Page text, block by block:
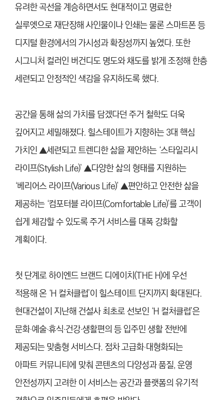
유려한 곡선을 계승하면서도 현대적이고 명료한
실루엣으로 재단장해 사인물이나 인쇄는 물론 스마트폰 등
디지털 환경에서의 가시성과 확장성까지 높였다. 또한
시그니처 컬러인 버건디도 명도와 채도를 밝게 조정해 한층
세련되고 안정적인 색감을 유지하도록 했다.
공간을 통해 삶의 가치를 담겠다던 주거 철학도 더욱
깊어지고 세밀해졌다. 힐스테이트가 지향하는 3대 핵심
가치인 ▲세련되고 트렌디한 삶을 제안하는 ‘스타일리시
라이프(Stylish Life)’ ▲다양한 삶의 형태를 지원하는
‘베리어스 라이프(Various Life)’ ▲편안하고 안전한 삶을
제공하는 ‘컴포터블 라이프(Comfortable Life)’를 고객이
쉽게 체감할 수 있도록 주거 서비스를 대폭 강화할
계획이다.
첫 단계로 하이엔드 브랜드 디에이치(THE H)에 우선
적용해 온 ‘H 컬처클럽’이 힐스테이트 단지까지 확대된다.
현대건설이 지난해 건설사 최초로 선보인 ‘H 컬처클럽’은
문화·예술·휴식·건강·생활편의 등 입주민 생활 전반에
제공되는 맞춤형 서비스다. 점차 고급화·대형화되는
아파트 커뮤니티에 맞춰 콘텐츠의 다양성과 품질, 운영
안전성까지 고려한 이 서비스는 공간과 플랫폼의 유기적